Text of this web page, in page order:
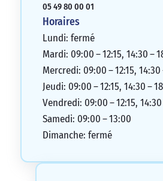
05 49 80 00 01
Horaires
Lundi: fermé
Mardi: 09:00 – 12:15, 14:30 –
Mercredi: 09:00 – 12:15, 14:30
Jeudi: 09:00 – 12:15, 14:30 –
Vendredi: 09:00 – 12:15,
Samedi: 09:00 – 13:00
Dimanche: fermé